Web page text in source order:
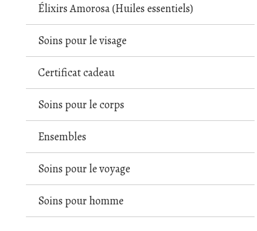
Élixirs Amorosa (Huiles essentiels)
Soins pour le visage
Certificat cadeau
Soins pour le corps
Ensembles
Soins pour le voyage
Soins pour homme